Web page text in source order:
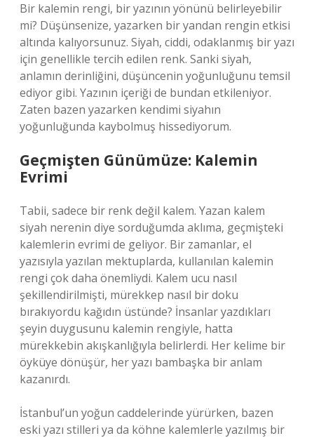
Bir kalemin rengi, bir yazının yönünü belirleyebilir
mi? Düşünsenize, yazarken bir yandan rengin etkisi
altında kalıyorsunuz. Siyah, ciddi, odaklanmış bir yazı
için genellikle tercih edilen renk. Sanki siyah,
anlamın derinliğini, düşüncenin yoğunluğunu temsil
ediyor gibi. Yazının içeriği de bundan etkileniyor.
Zaten bazen yazarken kendimi siyahın
yoğunluğunda kaybolmuş hissediyorum.
Geçmişten Günümüze: Kalemin
Evrimi
Tabii, sadece bir renk değil kalem. Yazan kalem
siyah nerenin diye sorduğumda aklıma, geçmişteki
kalemlerin evrimi de geliyor. Bir zamanlar, el
yazısıyla yazılan mektuplarda, kullanılan kalemin
rengi çok daha önemliydi. Kalem ucu nasıl
şekillendirilmişti, mürekkep nasıl bir doku
bırakıyordu kağıdın üstünde? İnsanlar yazdıkları
şeyin duygusunu kalemin rengiyle, hatta
mürekkebin akışkanlığıyla belirlerdi. Her kelime bir
öyküye dönüşür, her yazı bambaşka bir anlam
kazanırdı.
İstanbul’un yoğun caddelerinde yürürken, bazen
eski yazı stilleri ya da köhne kalemlerle yazılmış bir